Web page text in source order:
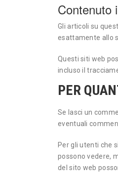
Contenuto
Gli articoli su
esattamente allo
Questi siti web
incluso il
PER
Se lasci un
eventuali
Per gli utenti che
possono vedere,
del sito web